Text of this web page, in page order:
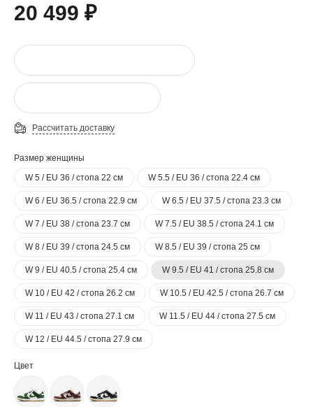
20 499 ₽
Рассчитать доставку
Размер женщины
W 5 / EU 36 / стопа 22 см
W 5.5 / EU 36 / стопа 22.4 см
W 6 / EU 36.5 / стопа 22.9 см W 6.5 / EU 37.5 / стопа 23.3 см
W 7 / EU 38 / стопа 23.7 см W 7.5 / EU 38.5 / стопа 24.1 см
W 8 / EU 39 / стопа 24.5 см W 8.5 / EU 39 / стопа 25 см
W 9 / EU 40.5 / стопа 25.4 см W 9.5 / EU 41 / стопа 25.8 см
W 10 / EU 42 / стопа 26.2 см W 10.5 / EU 42.5 / стопа 26.7 см
W 11 / EU 43 / стопа 27.1 см W 11.5 / EU 44 / стопа 27.5 см
W 12 / EU 44.5 / стопа 27.9 см
Цвет